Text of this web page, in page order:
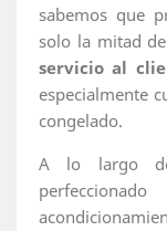
sabemos que
solo la mitad
servicio al
especialmente
congelado.
A lo largo